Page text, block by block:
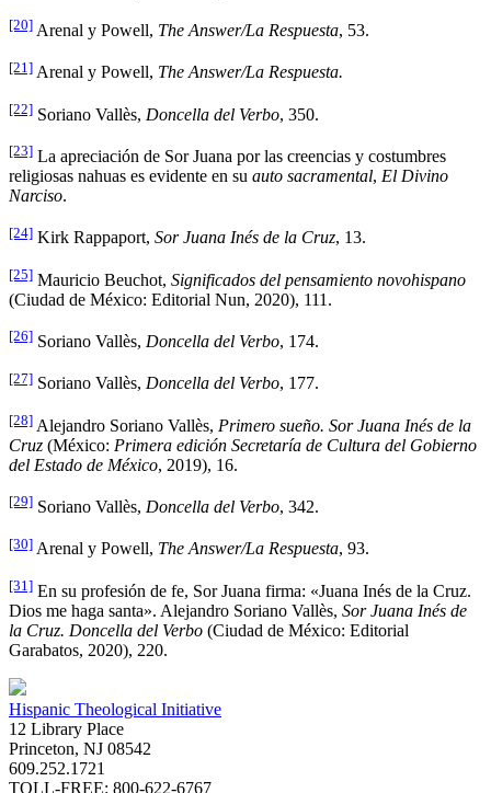
[20] Arenal y Powell, The Answer/La Respuesta, 53.
[21] Arenal y Powell, The Answer/La Respuesta.
[22] Soriano Vallès, Doncella del Verbo, 350.
[23] La apreciación de Sor Juana por las creencias y costumbres
religiosas nahuas es evidente en su auto sacramental, El Divino
Narciso.
[24] Kirk Rappaport, Sor Juana Inés de la Cruz, 13.
[25] Mauricio Beuchot, Significados del pensamiento novohispano
(Ciudad de México: Editorial Nun, 2020), 111.
[26] Soriano Vallès, Doncella del Verbo, 174.
[27] Soriano Vallès, Doncella del Verbo, 177.
[28] Alejandro Soriano Vallès, Primero sueño. Sor Juana Inés de la
Cruz (México: Primera edición Secretaría de Cultura del Gobierno
del Estado de México, 2019), 16.
[29] Soriano Vallès, Doncella del Verbo, 342.
[30] Arenal y Powell, The Answer/La Respuesta, 93.
[31] En su profesión de fe, Sor Juana firma: «Juana Inés de la Cruz.
Dios me haga santa». Alejandro Soriano Vallès, Sor Juana Inés de
la Cruz. Doncella del Verbo (Ciudad de México: Editorial
Garabatos, 2020), 220.
Hispanic Theological Initiative
12 Library Place
Princeton, NJ 08542
609.252.1721
TOLL-FREE: 800-622-6767